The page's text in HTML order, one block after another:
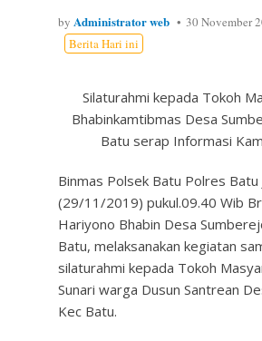
by Administrator web
30 November
Berita Hari ini
Silaturahmi kepada Tokoh
Bhabinkamtibmas Desa
Batu serap Informasi
Binmas Polsek Batu Polres Batu
(29/11/2019) pukul.09.40 Wib
Hariyono Bhabin Desa
Batu, melaksanakan kegiatan
silaturahmi kepada Tokoh
Sunari warga Dusun Santrean
Kec Batu.